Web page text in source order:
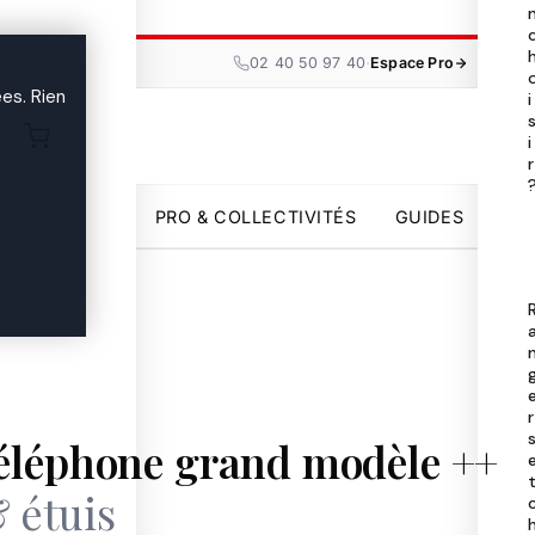
Rien
02 40 50 97 40·Espace Pro
PRO & COLLECTIVITÉS GUIDES
i
s
i
r
r
s
t
grand modèle ++
étuis